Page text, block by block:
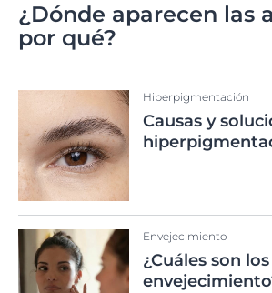
¿Dónde aparecen las
por qué?
Hiperpigmentación
Causas y
Envejecimiento
¿Cuáles son